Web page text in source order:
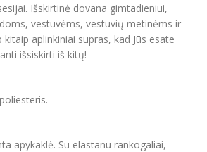
Išskirtinė dovana gimtadieniui,
vestuvėms, vestuvių metinėms ir
aplinkiniai supras, kad Jūs esate
išsiskirti iš kitų!
apykaklė. Su elastanu rankogaliai,